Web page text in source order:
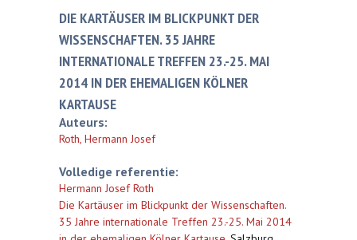
DIE KARTÄUSER IM BLICKPUNKT DER
WISSENSCHAFTEN. 35 JAHRE
INTERNATIONALE TREFFEN 23.-25. MAI
2014 IN DER EHEMALIGEN KÖLNER
KARTAUSE
Auteurs:
Roth, Hermann Josef
Volledige referentie:
Hermann Josef Roth
Die Kartäuser im Blickpunkt der Wissenschaften.
35 Jahre internationale Treffen 23.-25. Mai 2014